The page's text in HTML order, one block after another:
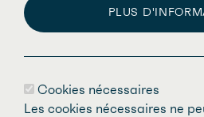
PLUS
Cookies nécessaires
Les cookies nécessaires ne
Montréal, le 9 avril 2020
Dr Serge Brazeau